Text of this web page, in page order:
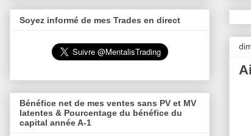
Soyez informé de mes Trades en direct
Bénéfice net de mes ventes sans PV et MV
latentes & Pourcentage du bénéfice du
capital année A-1